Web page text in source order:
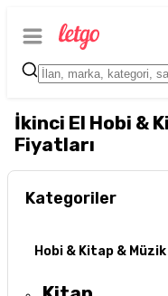
İkinci El Hobi &
Fiyatları
Kategoriler
Hobi & Kitap & Müzik